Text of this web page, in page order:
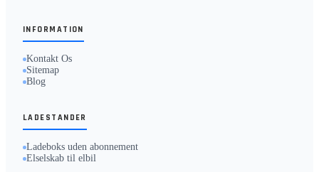
INFORMATION
Kontakt Os
Sitemap
Blog
LADESTANDER
Ladeboks uden abonnement
Elselskab til elbil